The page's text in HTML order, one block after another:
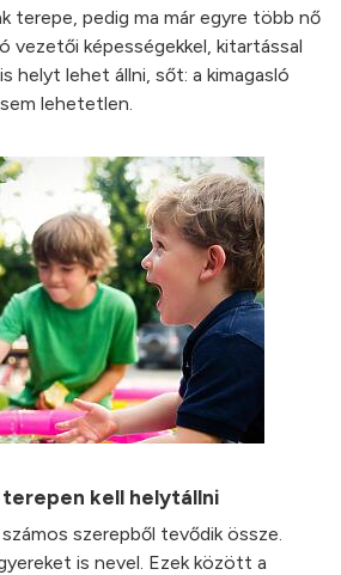
terepe, pedig ma már egyre több nő
vezetői képességekkel, kitartással
helyt lehet állni, sőt: a kimagasló
lehetetlen.
kell helytállni
szerepből tevődik össze.
is nevel. Ezek között a